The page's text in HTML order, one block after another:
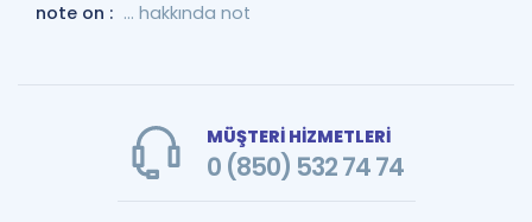
note on : ... hakkında not
MÜŞTERİ HİZMETLERİ
0 (850) 532 74 74